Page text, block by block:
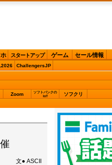
スタートアップ ゲーム セール情報
ChallengersJP
Zoom
ソフトバンクの
IoT
ソフクリ
文● ASCII